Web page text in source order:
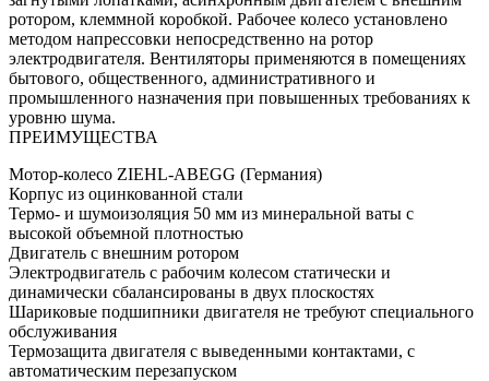
ротором, клеммной коробкой. Рабочее колесо установлено
методом напрессовки непосредственно на ротор
электродвигателя. Вентиляторы применяются в помещениях
бытового, общественного, административного и
промышленного назначения при повышенных требованиях к
уровню шума.
ПРЕИМУЩЕСТВА
Мотор-колесо ZIEHL-ABEGG (Германия)
Корпус из оцинкованной стали
Термо- и шумоизоляция 50 мм из минеральной ваты с
высокой объемной плотностью
Двигатель с внешним ротором
Электродвигатель с рабочим колесом статически и
динамически сбалансированы в двух плоскостях
Шариковые подшипники двигателя не требуют специального
обслуживания
Термозащита двигателя с выведенными контактами, с
автоматическим перезапуском